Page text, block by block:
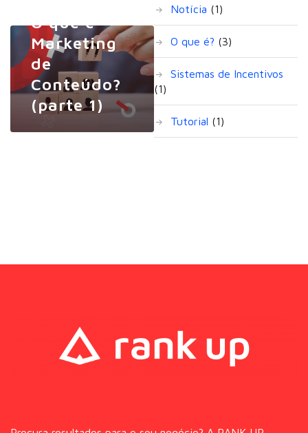
O que é
Marketing
de
Conteúdo?
(parte 1)
Notícia (1)
O que é? (3)
Sistemas de Incentivos
(1)
Tutorial (1)